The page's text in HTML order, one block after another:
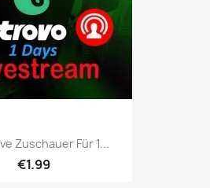
Zuschauer Für 1...
€1.99